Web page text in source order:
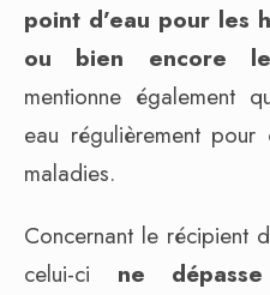
point d’eau pour les
ou bien encore
mentionne également
eau régulièrement
maladies.
Concernant le récipient
celui-ci ne